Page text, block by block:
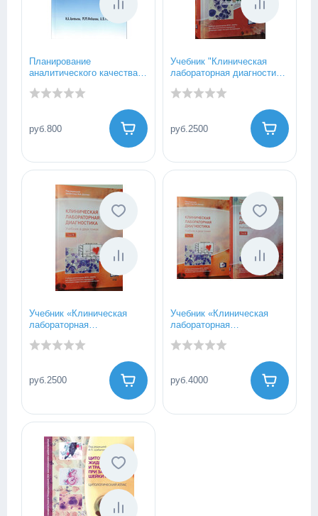
Планирование
аналитического качества
лабораторных
коммерческих
контрольных материалов:
рекомендации
руб.800
Учебник "Клиническая
лабораторная диагностика"
руб.2500
Учебник «Клиническая
лабораторная
руб.2500
Учебник «Клиническая
лабораторная
руб.4000